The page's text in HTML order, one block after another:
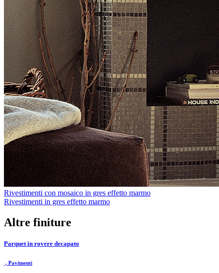
Rivestimenti con mosaico in gres effetto marmo
Rivestimenti in gres effetto marmo
Altre finiture
Parquet in rovere decapato
, Pavimenti